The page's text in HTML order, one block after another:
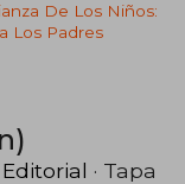
De Los Niños:
Los Padres
· Tapa